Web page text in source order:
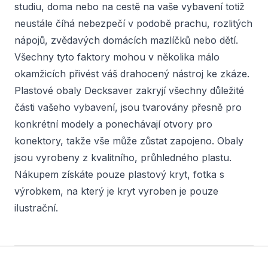
studiu, doma nebo na cestě na vaše vybavení totiž
neustále číhá nebezpečí v podobě prachu, rozlitých
nápojů, zvědavých domácích mazlíčků nebo dětí.
Všechny tyto faktory mohou v několika málo
okamžicích přivést váš drahocený nástroj ke zkáze.
Plastové obaly Decksaver zakryjí všechny důležité
části vašeho vybavení, jsou tvarovány přesně pro
konkrétní modely a ponechávají otvory pro
konektory, takže vše může zůstat zapojeno. Obaly
jsou vyrobeny z kvalitního, průhledného plastu.
Nákupem získáte pouze plastový kryt, fotka s
výrobkem, na který je kryt vyroben je pouze
ilustrační.